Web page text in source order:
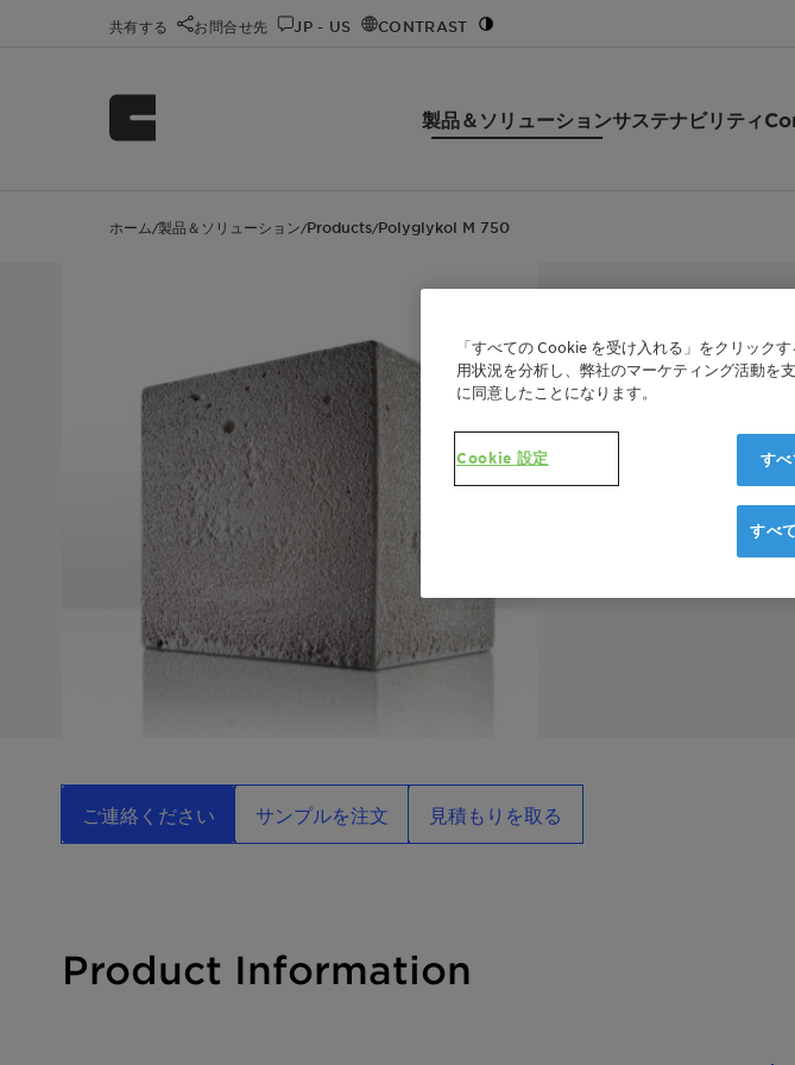
共有する お問合せ先 JP - US CONTRAST
製品＆ソリューションサステナビリティ
ホーム /製品＆ソリューション/Products/Polyglykol M 750
Polyglykol
ご連絡ください サンプルを注文 見積もりを取る
Product Information
「すべての Cookie を受け入れる」をクリック
用状況を分析し、弊社のマーケティング活動を
に同意したことになります。
Cookie 設定 す
すべ